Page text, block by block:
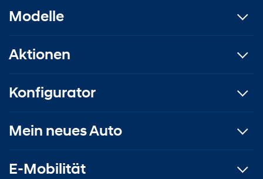
Modelle
Aktionen
Konfigurator
Mein neues Auto
E-Mobilität